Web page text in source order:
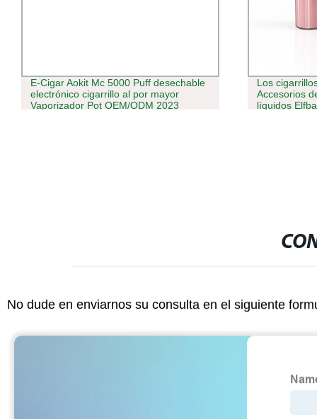
Los cigarrillos electrónicos Desechables
Accesorios de sistemas de Pod Vaping
líquidos Elfbar 1500
Crystal Light
VAPE lápiz
vaporización
No dude en enviarnos su consulta en el siguiente